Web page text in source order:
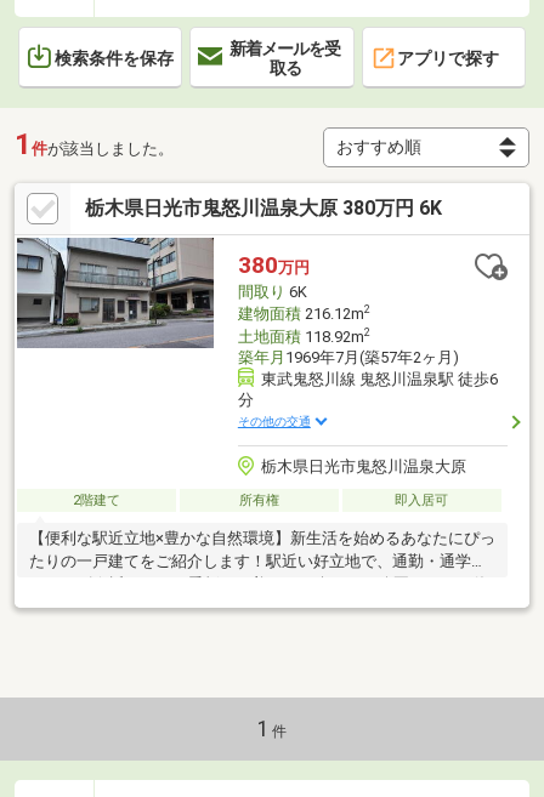
検索条件を保存
新着メールを受
取る
アプリで探す
1 件が該当しました。
栃木県日光市鬼怒川温泉大原 380万円 6K
380万円
間取り 6K
建物面積216.12m2
土地面積118.92m2
築年月 1969年7月(築57年2ヶ月)
東武鬼怒川線 鬼怒川温泉駅 徒歩6
分
その他の交通
栃木県日光市鬼怒川温泉大原
2階建て 所有権 即入居可
【便利な駅近立地×豊かな自然環境】新生活を始めるあなたにぴっ
たりの一戸建てをご紹介します！駅近い好立地で、通勤・通学も
日にはリフレッシュのひとときを過ごせます。周辺には人気のカ
1 件